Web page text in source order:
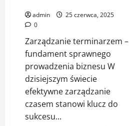
admin
25 czerwca, 2025
0
Zarządzanie terminarzem –
fundament sprawnego
prowadzenia biznesu W
dzisiejszym świecie
efektywne zarządzanie
czasem stanowi klucz do
sukcesu...